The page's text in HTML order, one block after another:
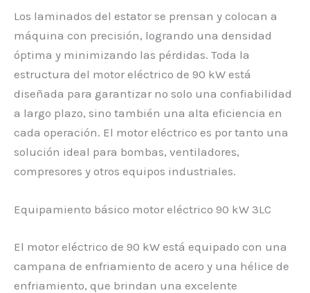
Los laminados del estator se prensan y colocan a
máquina con precisión, logrando una densidad
óptima y minimizando las pérdidas. Toda la
estructura del motor eléctrico de 90 kW está
diseñada para garantizar no solo una confiabilidad
a largo plazo, sino también una alta eficiencia en
cada operación. El motor eléctrico es por tanto una
solución ideal para bombas, ventiladores,
compresores y otros equipos industriales.
Equipamiento básico motor eléctrico 90 kW 3LC
El motor eléctrico de 90 kW está equipado con una
campana de enfriamiento de acero y una hélice de
enfriamiento, que brindan una excelente